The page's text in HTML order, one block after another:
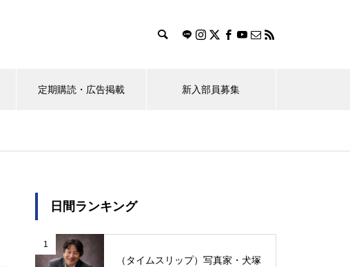
定期購読・広告掲載 新入部員募集
ルが教えてくれたこと
日間ランキング
1
（タイムスリップ）写真家・犬塚